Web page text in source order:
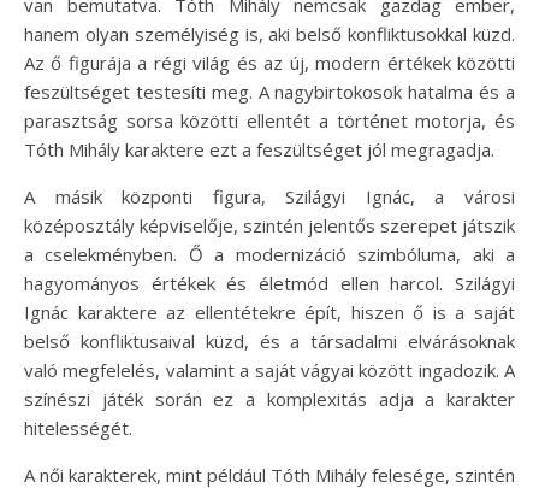
hanem olyan személyiség is, aki belső konfliktusokkal küzd.
Az ő figurája a régi világ és az új, modern értékek közötti
feszültséget testesíti meg. A nagybirtokosok hatalma és a
parasztság sorsa közötti ellentét a történet motorja, és
Tóth Mihály karaktere ezt a feszültséget jól megragadja.
A másik központi figura, Szilágyi Ignác, a városi
középosztály képviselője, szintén jelentős szerepet játszik
a cselekményben. Ő a modernizáció szimbóluma, aki a
hagyományos értékek és életmód ellen harcol. Szilágyi
Ignác karaktere az ellentétekre épít, hiszen ő is a saját
belső konfliktusaival küzd, és a társadalmi elvárásoknak
való megfelelés, valamint a saját vágyai között ingadozik. A
színészi játék során ez a komplexitás adja a karakter
hitelességét.
A női karakterek, mint például Tóth Mihály felesége, szintén